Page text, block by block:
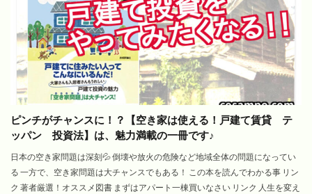
ピンチがチャンスに！？【空き家は使える！戸建て賃貸 テ
ッパン 投資法】は、魅力満載の一冊です♪
日本の空き家問題は深刻💦 倒壊や放火の危険など地域全体の問題になってい
る 一方で、空き家問題は大チャンスでもある！ この本を読んでわかる事 リン
ク 著者厳選！オススメ図書 まずはアパート一棟買いなさい リンク 人生を変え